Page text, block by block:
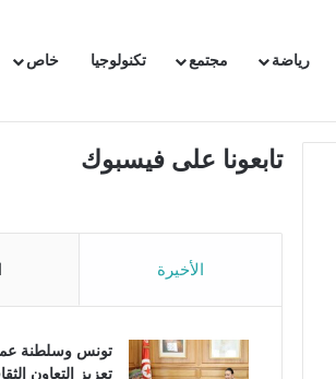
رياضة مجتمع تكنولوجيا خاص
تابعونا على فيسبوك
الأخيرة
تونس وسلطنة
تعزيز التعاون